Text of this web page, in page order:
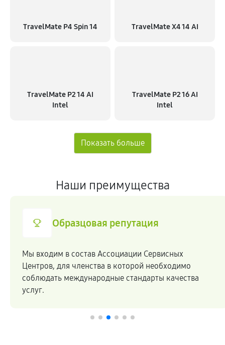
TravelMate P4 Spin 14 TravelMate X4 14 AI
TravelMate P2 14 AI
Intel
TravelMate P2 16 AI
Intel
Наши преимущества
Образцовая репутация
Мы входим в состав Ассоциации Сервисных
Центров, для членства в которой необходимо
соблюдать международные стандарты качества
услуг.